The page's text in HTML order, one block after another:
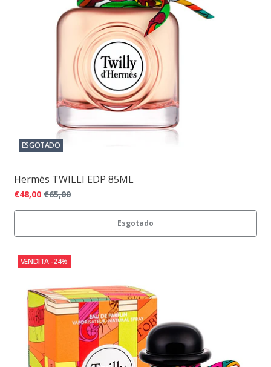
ESGOTADO
Hermès TWILLI EDP 85ML
€48,00 €65,00
Esgotado
VENDITA -24%